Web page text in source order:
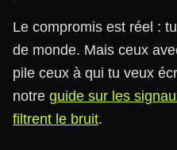
Le compromis est réel :
de monde. Mais ceux
pile ceux à qui tu veux
notre guide sur les
filtrent le bruit.